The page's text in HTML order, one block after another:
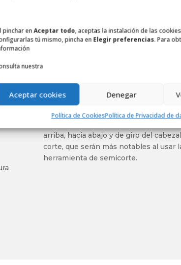
pinchar enAceptar todo, aceptas la instalación de las
tú mismo, pincha en Elegir preferencias. Para
nuestra
Aceptar cookies Denegar
Política de CookiesPolítica de Privacidad de
con F-Performance
Aumente el rendimiento
de su
la línea F con casi un40% . Las
arriba, hacia abajo y de giro del
corte, que serán más notables al usar
herramienta de semicorte.